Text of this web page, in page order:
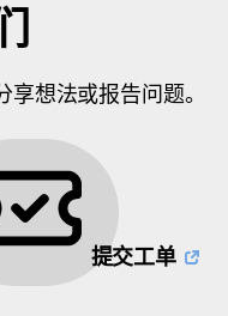
想法或报告问题。
提交工单